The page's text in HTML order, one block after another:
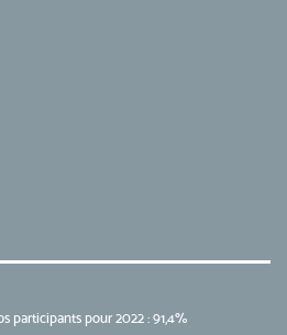
participants pour 2022 : 91,4%